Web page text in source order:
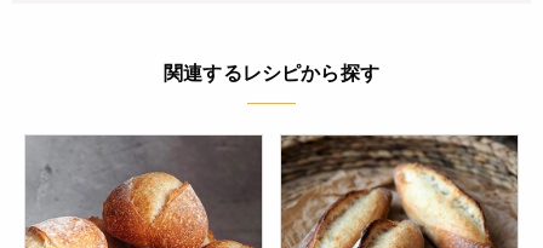
関連するレシピから探す